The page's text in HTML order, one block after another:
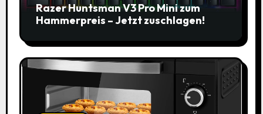
Razer Huntsman V3 Pro Mini zum
Hammerpreis – Jetzt zuschlagen!